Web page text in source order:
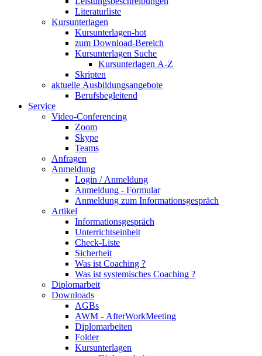
Literaturliste
Kursunterlagen
Kursunterlagen-hot
zum Download-Bereich
Kursunterlagen Suche
Kursunterlagen A-Z
Skripten
aktuelle Ausbildungsangebote
Berufsbegleitend
Service
Video-Conferencing
Zoom
Skype
Teams
Anfragen
Anmeldung
Login / Anmeldung
Anmeldung - Formular
Anmeldung zum Informationsgespräch
Artikel
Informationsgespräch
Unterrichtseinheit
Check-Liste
Sicherheit
Was ist Coaching ?
Was ist systemisches Coaching ?
Diplomarbeit
Downloads
AGBs
AWM - AfterWorkMeeting
Diplomarbeiten
Folder
Kursunterlagen